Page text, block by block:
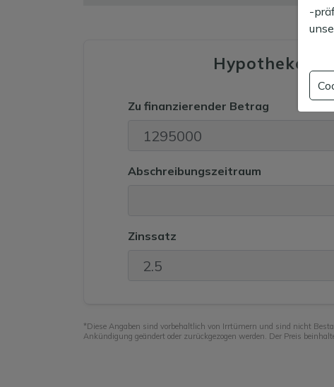
Zu finanzierender Betrag
Abschreibungszeitraum
Zinssatz
*Diese Angaben sind vorbehaltlich von Irrtümern und sind nicht
Ankündigung geändert oder zurückgezogen werden. Der Preis
-